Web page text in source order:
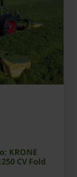
KRONE
CV Fold